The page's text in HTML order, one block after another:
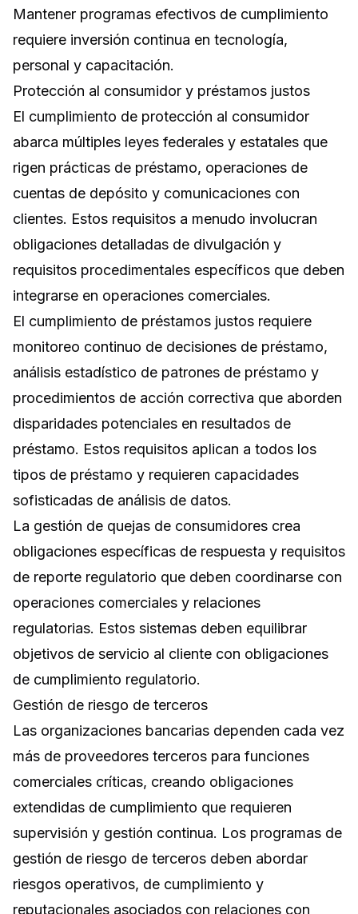
Mantener programas efectivos de cumplimiento
requiere inversión continua en tecnología,
personal y capacitación.
Protección al consumidor y préstamos justos
El cumplimiento de protección al consumidor
abarca múltiples leyes federales y estatales que
rigen prácticas de préstamo, operaciones de
cuentas de depósito y comunicaciones con
clientes. Estos requisitos a menudo involucran
obligaciones detalladas de divulgación y
requisitos procedimentales específicos que deben
integrarse en operaciones comerciales.
El cumplimiento de préstamos justos requiere
monitoreo continuo de decisiones de préstamo,
análisis estadístico de patrones de préstamo y
procedimientos de acción correctiva que aborden
disparidades potenciales en resultados de
préstamo. Estos requisitos aplican a todos los
tipos de préstamo y requieren capacidades
sofisticadas de análisis de datos.
La gestión de quejas de consumidores crea
obligaciones específicas de respuesta y requisitos
de reporte regulatorio que deben coordinarse con
operaciones comerciales y relaciones
regulatorias. Estos sistemas deben equilibrar
objetivos de servicio al cliente con obligaciones
de cumplimiento regulatorio.
Gestión de riesgo de terceros
Las organizaciones bancarias dependen cada vez
más de proveedores terceros para funciones
comerciales críticas, creando obligaciones
extendidas de cumplimiento que requieren
supervisión y gestión continua. Los programas de
gestión de riesgo de terceros deben abordar
riesgos operativos, de cumplimiento y
reputacionales asociados con relaciones con